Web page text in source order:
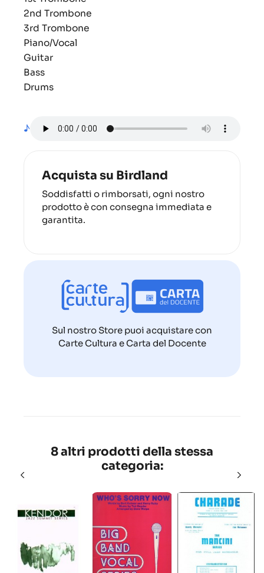
2nd Trombone
3rd Trombone
Piano/Vocal
Guitar
Bass
Drums
♪
Acquista su Birdland
Soddisfatti o rimborsati, ogni nostro
prodotto è con consegna immediata e
garantita.
Sul nostro Store puoi acquistare con
Carte Cultura e Carta del Docente
8 altri prodotti della stessa
categoria: